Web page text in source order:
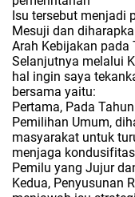
Isu tersebut menjadi
Mesuji dan
Arah Kebijakan pada
Selanjutnya melalui
hal ingin saya
bersama yaitu:
Pertama, Pada
Pemilihan Umum,
masyarakat untuk
menjaga
Pemilu yang Jujur
Kedua, Penyusunan